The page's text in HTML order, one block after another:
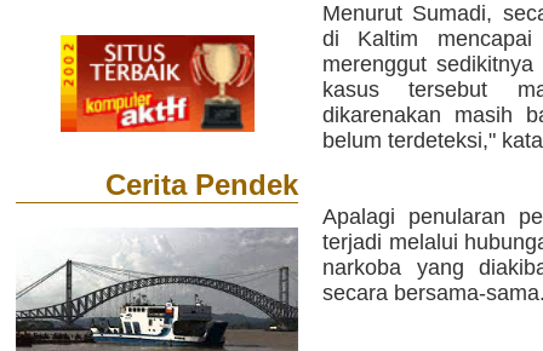
Cerita Pendek
Menurut Sumadi,
di Kaltim
merenggut
kasus tersebut
dikarenakan masih
belum terdeteksi,"
Apalagi penularan
terjadi melalui
narkoba yang
secara bersama-